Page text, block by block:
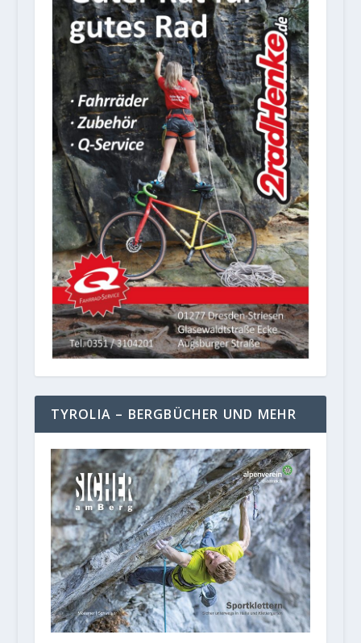
TYROLIA – BERGBÜCHER UND MEHR